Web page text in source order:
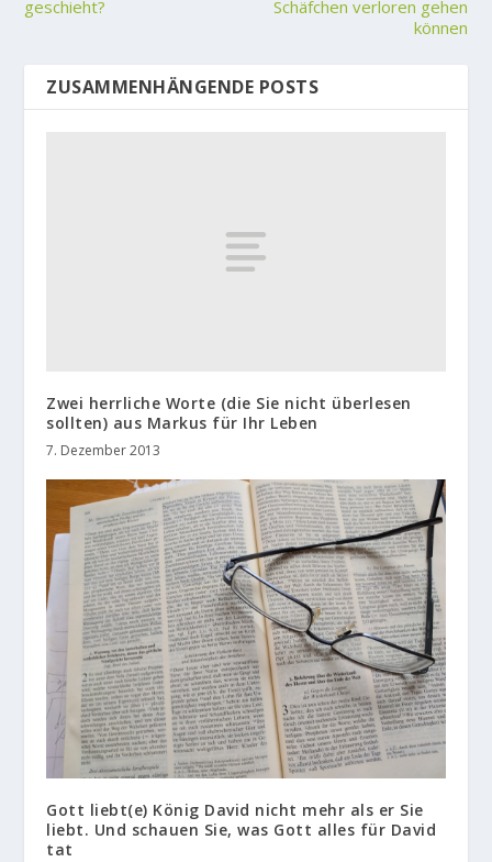
geschieht?
Schäfchen verloren gehen
können
ZUSAMMENHÄNGENDE POSTS
Zwei herrliche Worte (die Sie nicht überlesen
sollten) aus Markus für Ihr Leben
7. Dezember 2013
Gott liebt(e) König David nicht mehr als er Sie
liebt. Und schauen Sie, was Gott alles für David
tat